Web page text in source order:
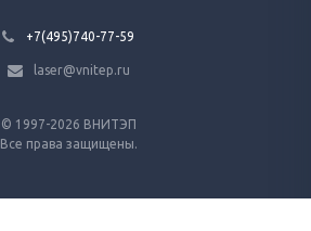
© 1997-2026 ВНИТЭП
Все права защищены.
+7(495)740-77-59
laser@vnitep.ru